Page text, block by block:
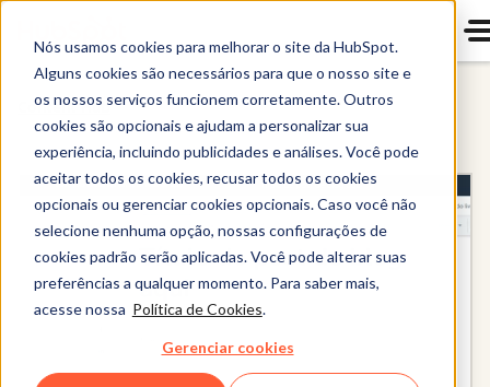
Nós usamos cookies para melhorar o site da HubSpot.
Alguns cookies são necessários para que o nosso site e
os nossos serviços funcionem corretamente. Outros
cookies são opcionais e ajudam a personalizar sua
experiência, incluindo publicidades e análises. Você pode
aceitar todos os cookies, recusar todos os cookies
opcionais ou gerenciar cookies opcionais. Caso você não
selecione nenhuma opção, nossas configurações de
cookies padrão serão aplicadas. Você pode alterar suas
preferências a qualquer momento. Para saber mais,
acesse nossa Política de Cookies.
Gerenciar cookies
Content Hub